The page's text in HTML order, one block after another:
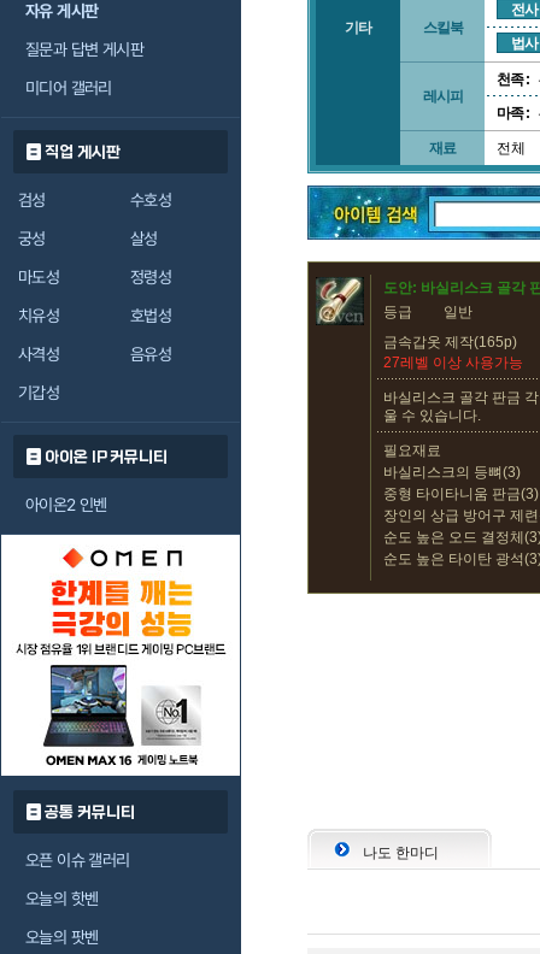
자유 게시판
질문과 답변 게시판
미디어 갤러리
직업 게시판
검성
수호성
궁성
살성
마도성
정령성
치유성
호법성
사격성
음유성
기갑성
아이온 IP 커뮤니티
아이온2 인벤
공통 커뮤니티
오픈 이슈 갤러리
오늘의 핫벤
오늘의 팟벤
기타 스킬북
전사
법사
레시피
천족 :
마족 :
재료 전체
도안: 바실리스크 골각
등급
일반
금속갑옷 제작(165p)
27레벨 이상 사용가능
바실리스크 골각 판금
울 수 있습니다.
필요재료
바실리스크의 등뼈(3)
중형 타이타니움 판금(3)
장인의 상급 방어구 제
순도 높은 오드 결정체
순도 높은 타이탄 광석
나도 한마디